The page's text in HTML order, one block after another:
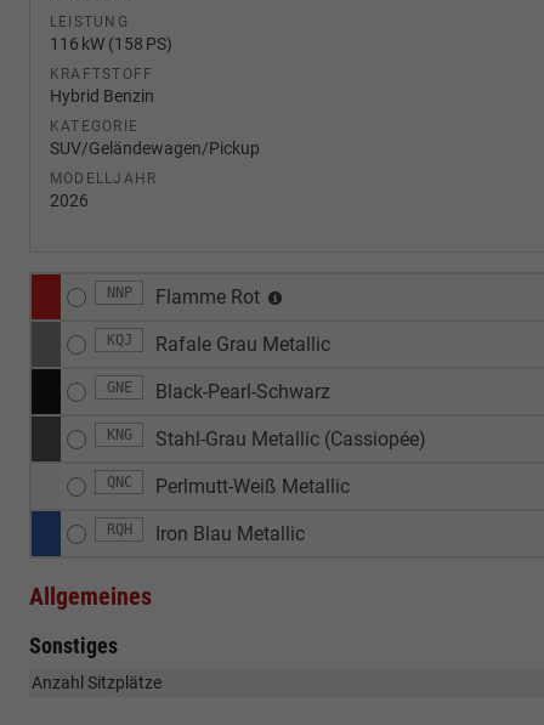
LEISTUNG
116 kW (158 PS)
KRAFTSTOFF
Hybrid Benzin
KATEGORIE
SUV/Geländewagen/Pickup
MODELLJAHR
2026
NNP Flamme Rot
KQJ Rafale Grau Metallic
GNE Black-Pearl-Schwarz
KNG Stahl-Grau Metallic (Cassiopée)
QNC Perlmutt-Weiß Metallic
RQH Iron Blau Metallic
Allgemeines
Sonstiges
Anzahl Sitzplätze